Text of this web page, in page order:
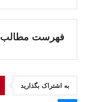
فهرست مطالب
به اشتراک بگذارید